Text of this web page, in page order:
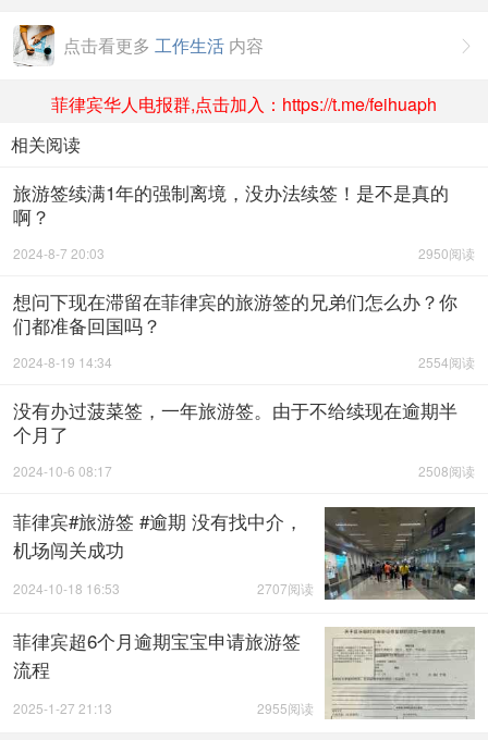

点击看更多 工作生活 内容
菲律宾华人电报群,点击加入：https://t.me/feihuaph
相关阅读
旅游签续满1年的强制离境，没办法续签！是不是真的
啊？
2950阅读
2024-8-7 20:03
想问下现在滞留在菲律宾的旅游签的兄弟们怎么办？你
们都准备回国吗？
2554阅读
2024-8-19 14:34
没有办过菠菜签，一年旅游签。由于不给续现在逾期半
个月了
2508阅读
2024-10-6 08:17
菲律宾#旅游签 #逾期 没有找中介，
机场闯关成功
2707阅读
2024-10-18 16:53
菲律宾超6个月逾期宝宝申请旅游签
流程
2955阅读
2025-1-27 21:13